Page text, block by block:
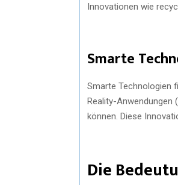
Innovationen wie
Smarte
Smarte Technologien
Reality-Anwendungen
können. Diese
Die